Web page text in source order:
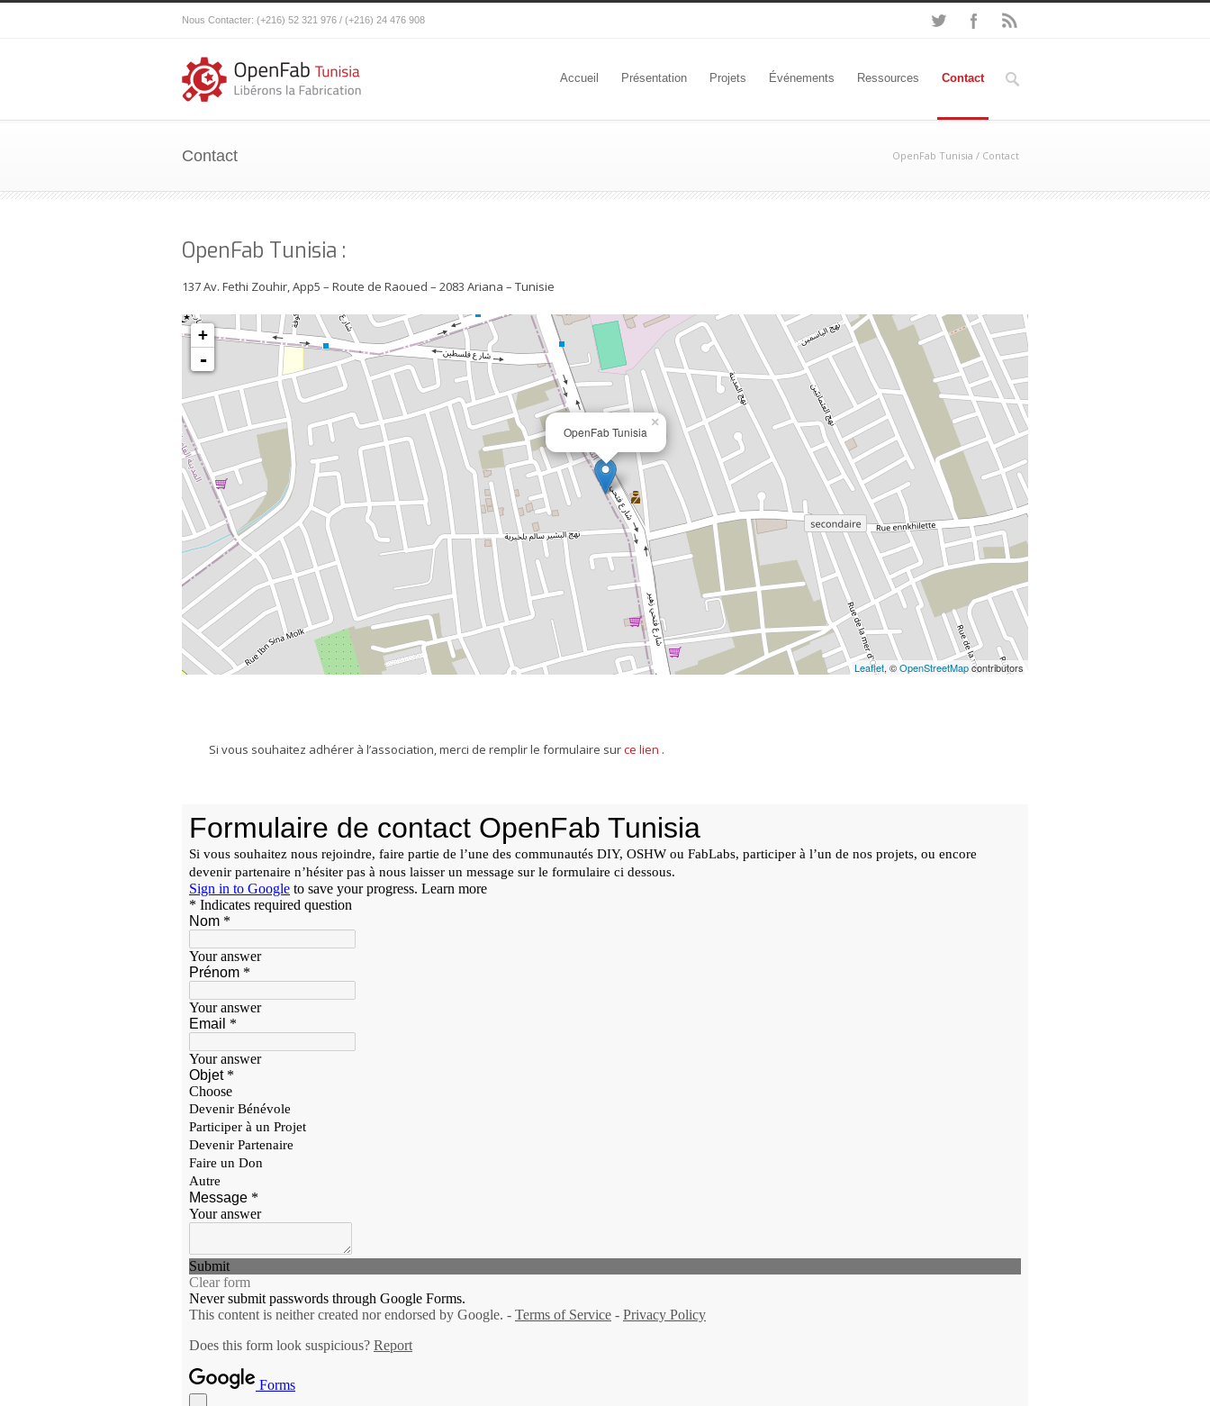
Nous Contacter: (+216) 52 321 976 / (+216) 24 476 908
Accueil Présentation Projets Événements Ressources Contact
Contact OpenFab Tunisia / Contact
OpenFab Tunisia :
137 Av. Fethi Zouhir, App5 – Route de Raoued – 2083 Ariana – Tunisie
×
OpenFab Tunisia
+
-
Leaflet, ©OpenStreetMapcontributors
Si vous souhaitez adhérer à l’association, merci de remplir le formulaire surce lien .